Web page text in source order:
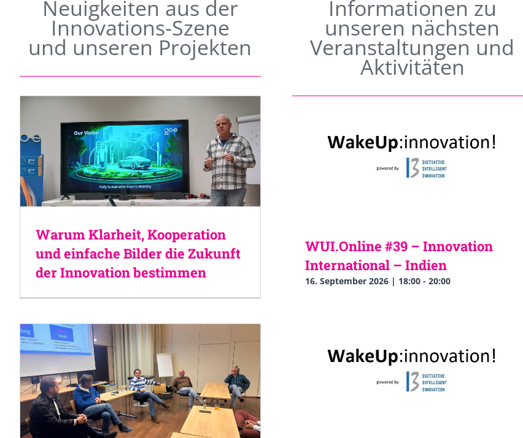
Neuigkeiten aus der
Innovations-Szene
und unseren Projekten
Warum Klarheit, Kooperation
und einfache Bilder die Zukunft
der Innovation bestimmen
Informationen zu
unseren nächsten
Veranstaltungen und
Aktivitäten
WUI.Online #39 – Innovation
International – Indien
16. September 2026 | 18:00- 20:00